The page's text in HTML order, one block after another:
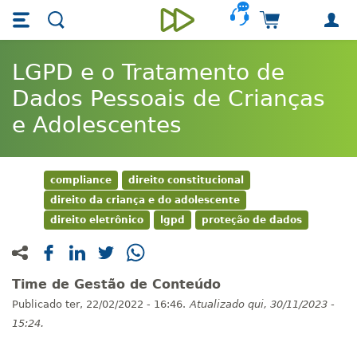
Skip main navigation
Skip to main content
Unieducar
Carrinho de
LGPD e o Tratamento de
Dados Pessoais de Crianças
e Adolescentes
compliance
direito constitucional
direito da criança e do adolescente
direito eletrônico
lgpd proteção de dados
Time de Gestão de Conteúdo
Publicado ter, 22/02/2022 - 16:46. Atualizado qui, 30/11/2023 -
15:24.